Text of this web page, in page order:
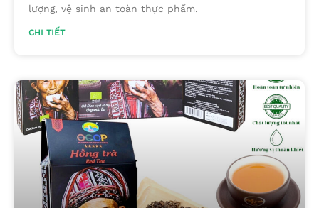
lượng, vệ sinh an toàn thực phẩm.
CHI TIẾT